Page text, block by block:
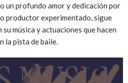
un profundo amor y dedicación por
productor experimentado, sigue
música y actuaciones que hacen
la pista de baile.